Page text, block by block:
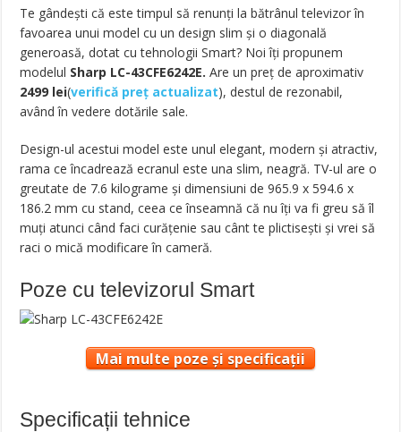
Te gândești că este timpul să renunți la bătrânul televizor în
favoarea unui model cu un design slim și o diagonală
generoasă, dotat cu tehnologii Smart? Noi îți propunem
modelul Sharp LC-43CFE6242E. Are un preț de aproximativ
2499 lei(verifică preț actualizat), destul de rezonabil,
având în vedere dotările sale.
Design-ul acestui model este unul elegant, modern și atractiv,
rama ce încadrează ecranul este una slim, neagră. TV-ul are o
greutate de 7.6 kilograme și dimensiuni de 965.9 x 594.6 x
186.2 mm cu stand, ceea ce înseamnă că nu îți va fi greu să îl
muți atunci când faci curățenie sau cânt te plictisești și vrei să
raci o mică modificare în cameră.
Poze cu televizorul Smart
Mai multe poze și specificații
Specificații tehnice